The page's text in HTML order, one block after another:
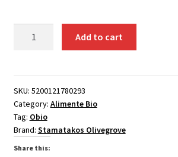
continut
redus
de
sare,
bio,
Add to cart
SKU: 5200121780293
Category: Alimente Bio
Tag: Obio
Brand: Stamatakos Olivegrove
Share this: